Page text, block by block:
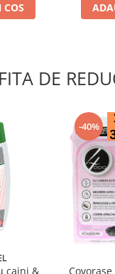
DE
caini &
-40%